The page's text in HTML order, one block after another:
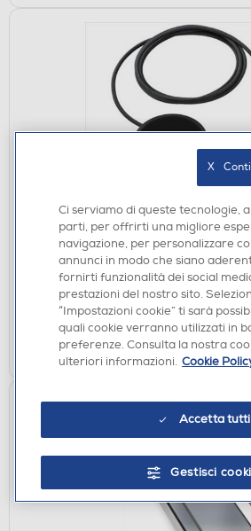
MAGNET CHARGER-Dark Gray
€ 49,90
Acquisto online:disponibile
Ritiro in negozio in 30' gratuito:
AGGIUNGI
Ci serviamo di queste tecnologie,
parti, per offrirti una migliore
navigazione, per personalizzare
annunci in modo che siano
fornirti funzionalità dei social
prestazioni del nostro sito.
“Impostazioni cookie” ti sarà
quali cookie verranno utilizzati in
preferenze. Consulta la nostra
ulteriori informazioni. Cookie
Accetta tutti
Gestisci
X